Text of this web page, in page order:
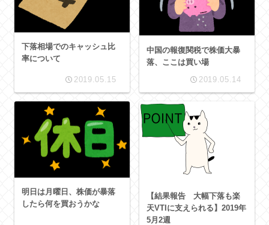
下落相場でのキャッシュ比
率について
2019.05.15
中国の報復関税で株価大暴
落、ここは買い場
2019.05.14
明日は月曜日、株価が暴落
したら何を買おうかな
【結果報告 大幅下落も楽
天VTIに支えられる】2019年
5月2週